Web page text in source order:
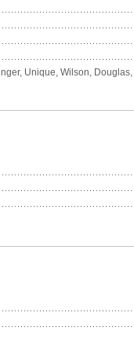
Unique, Wilson, Douglas,